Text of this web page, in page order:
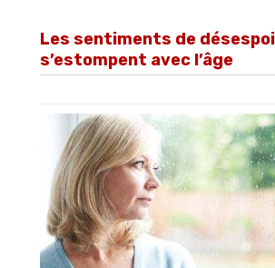
Les sentiments de
s’estompent avec l’âge